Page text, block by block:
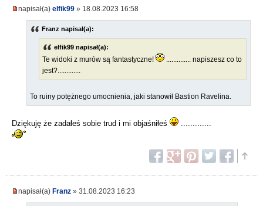
napisał(a) elfik99 » 18.08.2023 16:58
Franz napisał(a):
elfik99 napisał(a):
Te widoki z murów są fantastyczne!
.............. napiszesz co to
jest?.............
To ruiny potężnego umocnienia, jaki stanowił Bastion Ravelina.
Dziękuję że zadałeś sobie trud i mi objaśniłeś .............
napisał(a) Franz » 31.08.2023 16:23